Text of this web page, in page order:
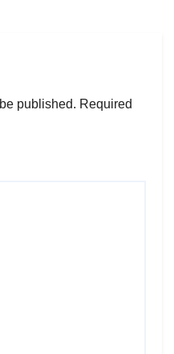
published. Required